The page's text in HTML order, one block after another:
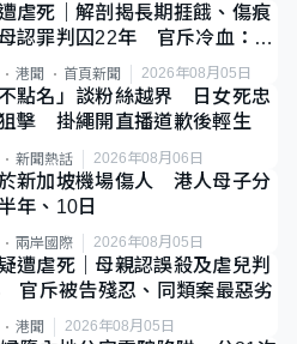
虐死｜解剖揭長期捱餓、傷痕
認罪判囚22年 官斥冷血：同
劣
港聞 首頁新聞 2026年08月05日
點名」談粉絲越界 日女死忠
擊 掛繩開直播道歉後輕生
新聞熱話 2026年08月06日
新加坡機場傷人 港人母子分
年、10日
兩岸國際 2026年08月05日
遭虐死｜母親認誤殺及虐兒判
官斥被告殘忍、同類案最惡劣
港聞 2026年08月05日